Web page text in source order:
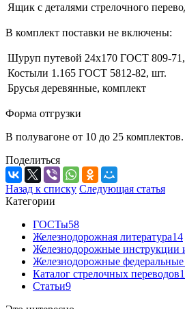
Ящик с деталями стрелочного
В комплект поставки не включены:
Шуруп путевой 24х170 ГОСТ 809-
Костыли 1.165 ГОСТ 5812-82, шт.
Брусья деревянные, комплект
Форма отгрузки
В полувагоне от 10 до 25 комплектов.
Поделиться
Назад к списку Следующая статья
Категории
ГОСТы58
Железнодорожная литература14
Железнодорожные инструкции
Железнодорожные
Каталог стрелочных переводов
Статьи9